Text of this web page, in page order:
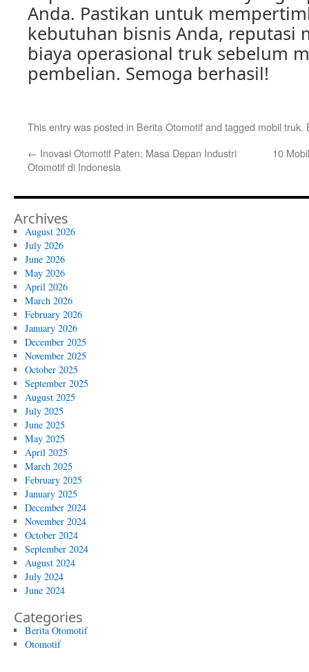
Anda. Pastikan untuk
kebutuhan bisnis Anda, reputasi
biaya operasional truk sebelum
pembelian. Semoga berhasil!
This entry was posted in Berita Otomotifand tagged mobil truk.
← Inovasi Otomotif Paten: Masa Depan Industri
Otomotif di Indonesia
10
Archives
August 2026
July 2026
June 2026
May 2026
April 2026
March 2026
February 2026
January 2026
December 2025
November 2025
October 2025
September 2025
August 2025
July 2025
June 2025
May 2025
April 2025
March 2025
February 2025
January 2025
December 2024
November 2024
October 2024
September 2024
August 2024
July 2024
June 2024
Categories
Berita Otomotif
Otomotif